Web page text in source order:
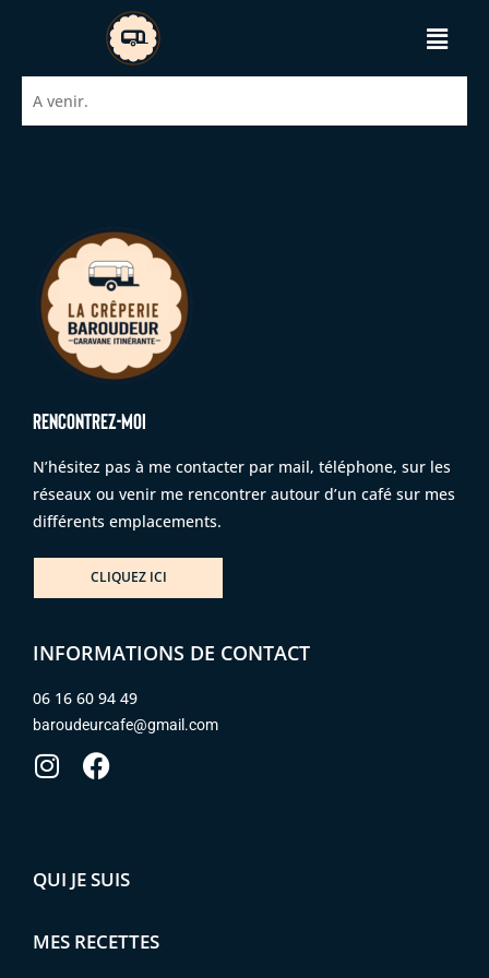
A venir.
RENCONTREZ-MOI
N’hésitez pas à me contacter par mail, téléphone, sur les
réseaux ou venir me rencontrer autour d’un café sur mes
différents emplacements.
CLIQUEZ ICI
INFORMATIONS DE CONTACT
06 16 60 94 49
baroudeurcafe@gmail.com
QUI JE SUIS
MES RECETTES